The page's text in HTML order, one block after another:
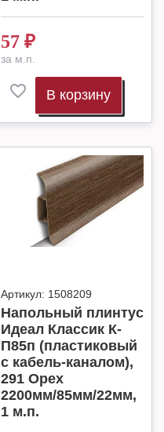
57 ₽
за м.п.
В корзину
Артикул: 1508209
Напольный плинтус
Идеал Классик К-
П85п (пластиковый
с кабель-каналом),
291 Орех
2200мм/85мм/22мм,
1 м.п.